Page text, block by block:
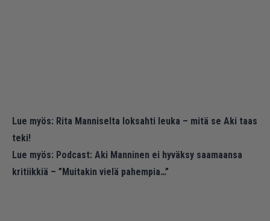
Lue myös: Rita Manniselta loksahti leuka – mitä se Aki taas
teki!
Lue myös: Podcast: Aki Manninen ei hyväksy saamaansa
kritiikkiä – ”Muitakin vielä pahempia…”